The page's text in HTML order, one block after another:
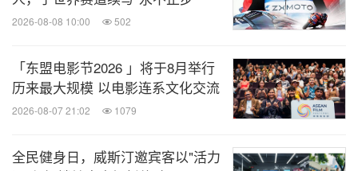
2026-08-08 10:00 502
「东盟电影节2026 」将于8月举行
历来最大规模 以电影连系文化交流
2026-08-07 21:02 1079
全民健身日，威斯汀邀宾客以"活力